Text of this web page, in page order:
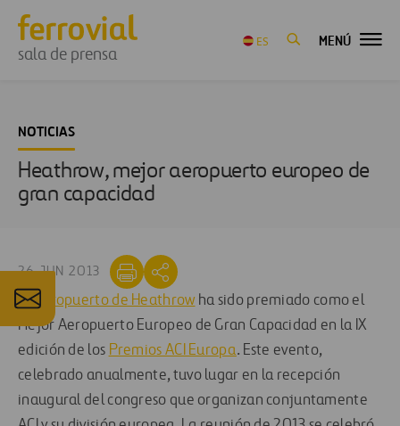
sala de prensa
ES MENÚ
NOTICIAS
Heathrow, mejor aeropuerto europeo de
gran capacidad
26 JUN 2013
ElAeropuerto de Heathrowha sido premiado como el
Mejor Aeropuerto Europeo de Gran Capacidad en la IX
edición de los Premios ACI Europa. Este evento,
celebrado anualmente, tuvo lugar en la recepción
inaugural del congreso que organizan conjuntamente